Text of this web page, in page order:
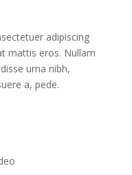
adipiscing
mattis eros. Nullam
urna nibh,
a, pede.